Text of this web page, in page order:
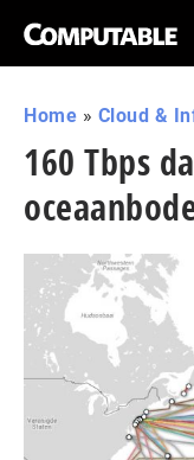
Home » Cloud &
160 Tbps